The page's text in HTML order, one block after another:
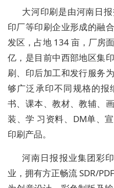
大河印刷是由河南日
印厂等印刷企业形成的融
发区，占地 134 亩，厂房
亿，是目前中西部地区集
刷、印后加工和发行服务
够广泛承印不同规格的
书、课本、教材、教辅、
装、学 习资料、DM单、
印刷产品。
河南日报报业集团彩
业，拥有方正畅流 SDR/